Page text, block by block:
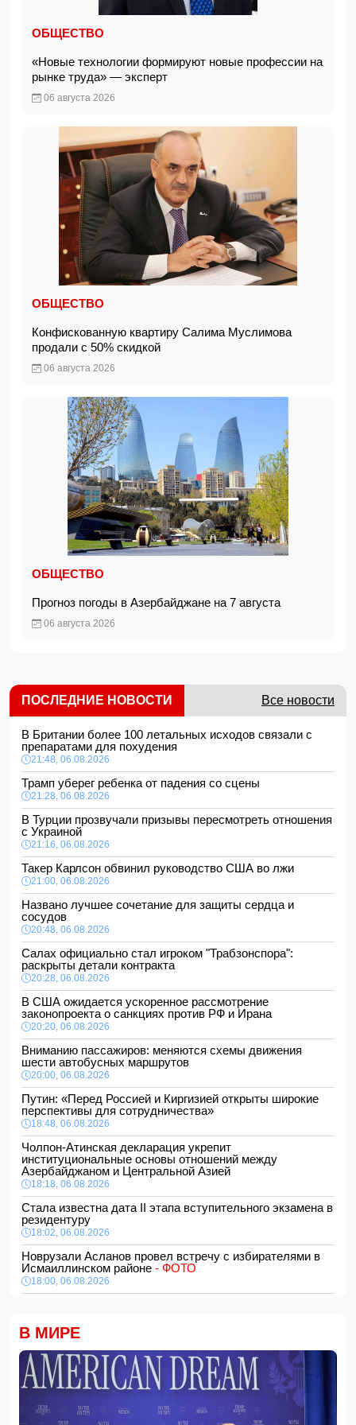
ОБЩЕСТВО
«Новые технологии формируют новые профессии на
рынке труда» — эксперт
06 августа 2026
ОБЩЕСТВО
Конфискованную квартиру Салима Муслимова
продали с 50% скидкой
06 августа 2026
ОБЩЕСТВО
Прогноз погоды в Азербайджане на 7 августа
06 августа 2026
ПОСЛЕДНИЕ НОВОСТИ Все новости
В Британии более 100 летальных исходов связали с
препаратами для похудения
21:48, 06.08.2026
Трамп уберег ребенка от падения со сцены
21:28, 06.08.2026
В Турции прозвучали призывы пересмотреть отношения
с Украиной
21:16, 06.08.2026
Такер Карлсон обвинил руководство США во лжи
21:00, 06.08.2026
Названо лучшее сочетание для защиты сердца и
сосудов
20:48, 06.08.2026
Салах официально стал игроком "Трабзонспора":
раскрыты детали контракта
20:28, 06.08.2026
В США ожидается ускоренное рассмотрение
законопроекта о санкциях против РФ и Ирана
20:20, 06.08.2026
Вниманию пассажиров: меняются схемы движения
шести автобусных маршрутов
20:00, 06.08.2026
Путин: «Перед Россией и Киргизией открыты широкие
перспективы для сотрудничества»
18:48, 06.08.2026
Чолпон-Атинская декларация укрепит
институциональные основы отношений между
Азербайджаном и Центральной Азией
18:18, 06.08.2026
Стала известна дата II этапа вступительного экзамена в
резидентуру
18:02, 06.08.2026
Новрузали Асланов провел встречу с избирателями в
Исмаиллинском районе - ФОТО
18:00, 06.08.2026
16:48, 06.08.2026
Джейхун Байрамов и Андрей Сибига проводят встречу в
Киеве
16:28, 06.08.2026
Гави покрасил волосы в розовый цвет в честь победы
Испании на ЧМ-2026
В МИРЕ